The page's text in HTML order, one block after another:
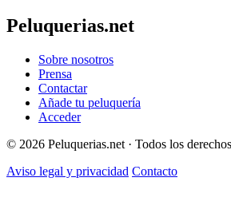
Peluquerias.net
Sobre nosotros
Prensa
Contactar
Añade tu peluquería
Acceder
© 2026 Peluquerias.net · Todos los
Aviso legal y privacidad Contacto